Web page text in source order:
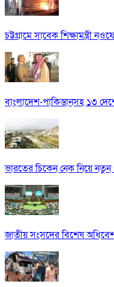
চট্টগ্রামে সাবেক শিক্ষামন্ত্রী
বাংলাদেশ-পাকিস্তানসহ ১৩
ভারতের চিকেন নেক নিয়ে নতুন
জাতীয় সংসদের বিশেষ